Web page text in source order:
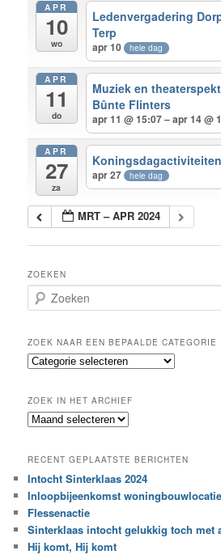
APR
10
wo
Ledenvergadering
Terp
apr 10 hele dag
APR
11
do
Muziek en
Bûnte Flinters
apr 11 @ 15:07 – apr 14 @
APR
27
za
Koningsdagactiviteiten
apr 27 hele dag
MRT – APR 2024
ZOEKEN
o
k
e
n
ZOEK NAAR EEN BEPAALDE CATEGORIE
Z
k
n
e
e
n
b
e
ZOEK IN HET ARCHIEF
Z
k
i
n
h
e
t
RECENT GEPLAATSTE BERICHTEN
Intocht Sinterklaas 2024
Inloopbijeenkomst
Flessenactie
Sinterklaas intocht gelukkig toch met
Hij komt, Hij komt